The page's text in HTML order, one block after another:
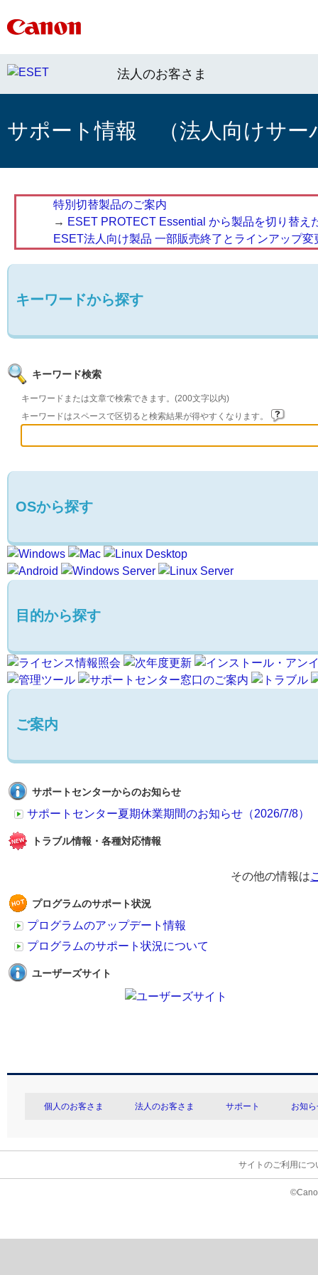
法人のお客さま
サポート情報 （法人向けサー
特別切替製品のご案内
→ ESET PROTECT Essential から製品を切り替え
ESET法人向け製品 一部販売終了とラインアップ変
キーワードから探す
キーワード検索
キーワードまたは文章で検索できます。(200文字以内)
キーワードはスペースで区切ると検索結果が得やすくなります。
OSから探す
目的から探す
ご案内
サポートセンターからのお知らせ
サポートセンター夏期休業期間のお知らせ（2026/7/8）
トラブル情報・各種対応情報
その他の情報は
プログラムのサポート状況
プログラムのアップデート情報
プログラムのサポート状況について
ユーザーズサイト
個人のお客さま 法人のお客さま サポート お知
サイトのご利用につ